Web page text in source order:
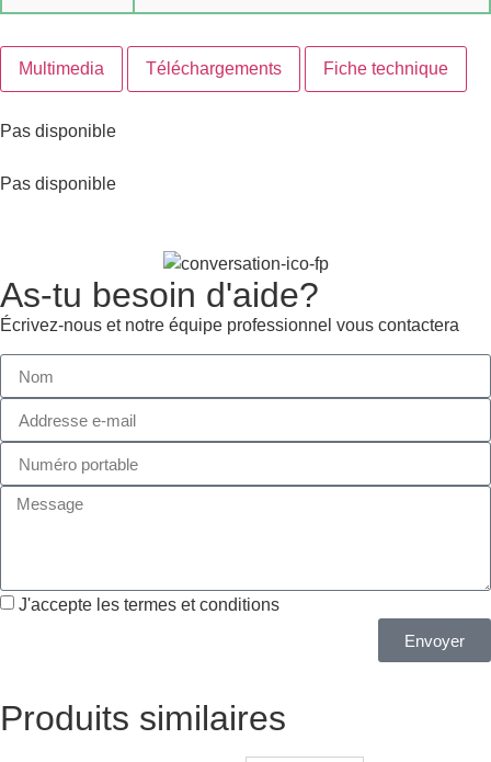
Multimedia Téléchargements Fiche technique
Pas disponible
Pas disponible
As-tu besoin d'aide?
Écrivez-nous et notre équipe professionnel vous contactera
J'accepte les termes et conditions
Envoyer
Produits similaires